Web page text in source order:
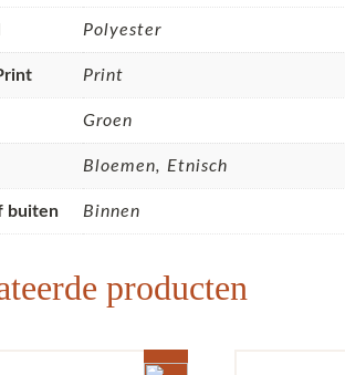
Polyester
Print
Groen
Bloemen, Etnisch
buiten Binnen
producten